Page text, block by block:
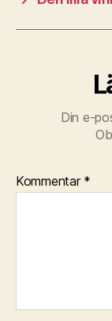
Din e-
Kommentar *